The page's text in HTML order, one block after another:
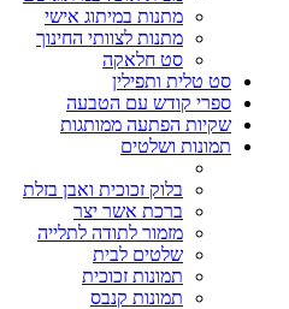
מתנות במיתוג אישי
מתנות לצוותי החינוך
סט חלאקה
סט טלית ותפילין
ספרי קודש עם הטבעה
שקיות הפתעה ממותגות
תמונות ושלטים
בלוק זכוכית ואבן בזלת
ברכת אשר יצר
מזמור לתודה לתלייה
שלטים לבית
תמונות זכוכית
תמונות קנבס